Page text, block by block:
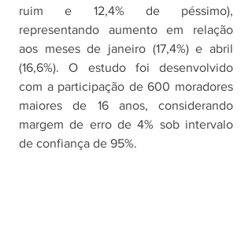
ruim e 12,4% de péssimo),
representando aumento em relação
aos meses de janeiro (17,4%) e abril
(16,6%). O estudo foi desenvolvido
com a participação de 600 moradores
maiores de 16 anos, considerando
margem de erro de 4% sob intervalo
de confiança de 95%.